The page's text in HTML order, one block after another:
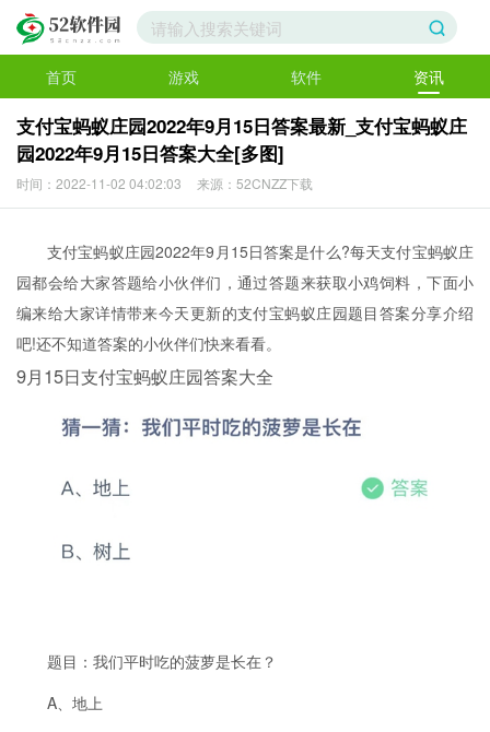
首页 游戏 软件 资讯
支付宝蚂蚁庄园2022年9月15日答案最新_支付宝蚂蚁庄
园2022年9月15日答案大全[多图]
时间：2022-11-02 04:02:03 来源：52CNZZ下载
支付宝蚂蚁庄园2022年9月15日答案是什么?每天支付宝蚂蚁庄
园都会给大家答题给小伙伴们，通过答题来获取小鸡饲料，下面小
编来给大家详情带来今天更新的支付宝蚂蚁庄园题目答案分享介绍
吧!还不知道答案的小伙伴们快来看看。
9月15日支付宝蚂蚁庄园答案大全
题目：我们平时吃的菠萝是长在？
A、地上